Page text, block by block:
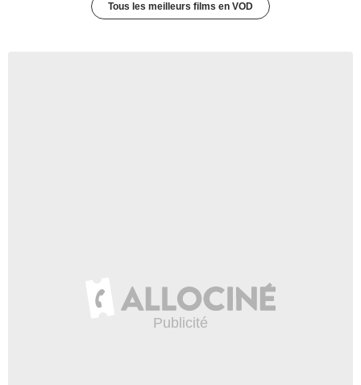
Tous les meilleurs films en VOD